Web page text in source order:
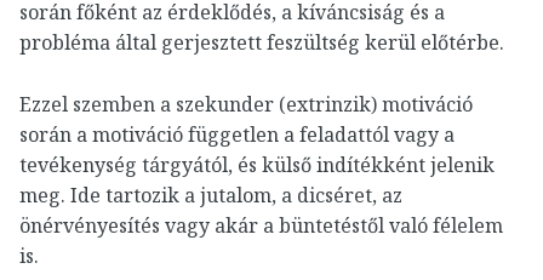
során főként az érdeklődés, a kíváncsiság és a
probléma által gerjesztett feszültség kerül előtérbe.
Ezzel szemben a szekunder (extrinzik) motiváció
során a motiváció független a feladattól vagy a
tevékenység tárgyától, és külső indítékként jelenik
meg. Ide tartozik a jutalom, a dicséret, az
önérvényesítés vagy akár a büntetéstől való félelem
is.